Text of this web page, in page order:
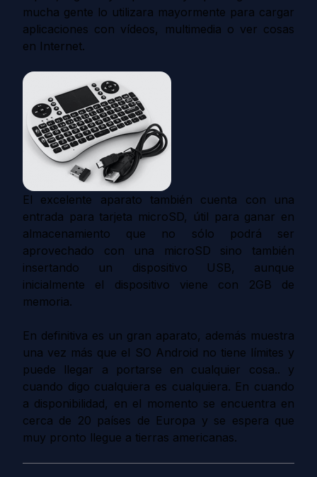
mucha gente lo utilizara mayormente para cargar
aplicaciones con vídeos, multimedia o ver cosas
en Internet.
El excelente aparato también cuenta con una
entrada para tarjeta microSD, útil para ganar en
almacenamiento que no sólo podrá ser
aprovechado con una microSD sino también
insertando un dispositivo USB, aunque
inicialmente el dispositivo viene con 2GB de
memoria.
En definitiva es un gran aparato, además muestra
una vez más que el SO Android no tiene límites y
puede llegar a portarse en cualquier cosa.. y
cuando digo cualquiera es cualquiera. En cuando
a disponibilidad, en el momento se encuentra en
cerca de 20 países de Europa y se espera que
muy pronto llegue a tierras americanas.